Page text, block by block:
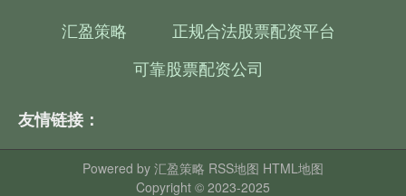
汇盈策略
正规合法股票配资平台
可靠股票配资公司
友情链接：
Powered by 汇盈策略 RSS地图 HTML地图
Copyright © 2023-2025